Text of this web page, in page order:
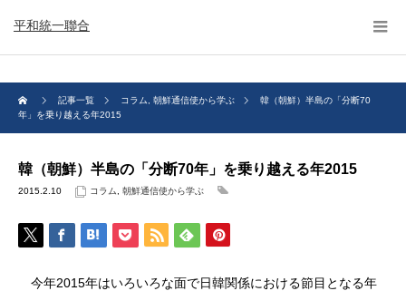
平和統一聯合
記事一覧 コラム 朝鮮通信使から学ぶ
韓（朝鮮）半島の「分断70
年」を乗り越える年2015
韓（朝鮮）半島の「分断70年」を乗り越える年2015
2015.2.10 コラム 朝鮮通信使から学ぶ
今年2015年はいろいろな面で日韓関係における節目となる年